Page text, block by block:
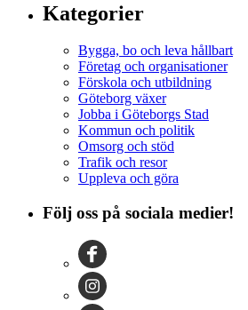
Kategorier
Bygga, bo och leva hållbart
Företag och organisationer
Förskola och utbildning
Göteborg växer
Jobba i Göteborgs Stad
Kommun och politik
Omsorg och stöd
Trafik och resor
Uppleva och göra
Följ oss på sociala medier!